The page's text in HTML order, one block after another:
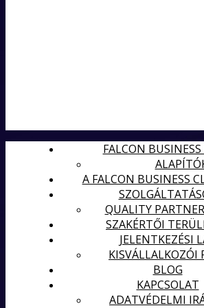
FALCON
A FALCON BUSINESS
QUALITY
SZAKÉRTŐI
JELENTKEZÉSI
KISVÁLLALKOZÓI
BLOG
KAPCSOLAT
ADATVÉDELMI